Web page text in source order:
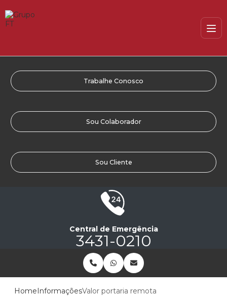
Trabalhe Conosco
Sou Colaborador
Sou Cliente
Central de Emergência
3431-0210
HomeInformaçõesValor portaria remota